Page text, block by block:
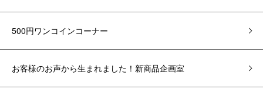
500円ワンコインコーナー
お客様のお声から生まれました！新商品企画室